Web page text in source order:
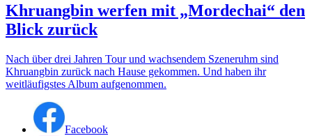
Khruangbin werfen mit „Mordechai“ den
Blick zurück
Nach über drei Jahren Tour und wachsendem Szeneruhm sind
Khruangbin zurück nach Hause gekommen. Und haben ihr
weitläufigstes Album aufgenommen.
Facebook